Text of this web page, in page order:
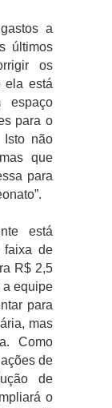
a
últimos
os
ela está
espaço
para o
Isto não
que
para
está
faixa de
R$ 2,5
a equipe
para
mas
Como
de
de
o